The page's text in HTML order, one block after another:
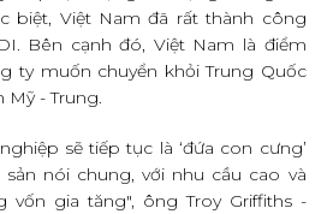
biệt, Việt Nam đã rất thành công
Bên cạnh đó, Việt Nam là điểm
ty muốn chuyển khỏi Trung Quốc
- Trung.
sẽ tiếp tục là ‘đứa con cưng’
nói chung, với nhu cầu cao và
vốn gia tăng", ông Troy Griffiths -